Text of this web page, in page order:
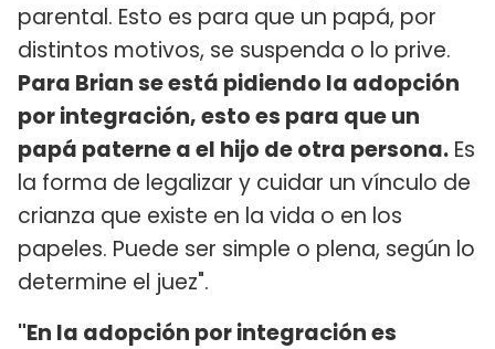
parental. Esto es para que un papá, por
distintos motivos, se suspenda o lo prive.
Para Brian se está pidiendo la adopción
por integración, esto es para que un
papá paterne a el hijo de otra persona. Es
la forma de legalizar y cuidar un vínculo de
crianza que existe en la vida o en los
papeles. Puede ser simple o plena, según lo
determine el juez".
"En la adopción por integración es